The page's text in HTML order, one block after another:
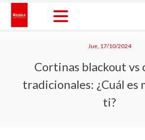
Skip
content
Jue, 17/10/2024
Cortinas blackout vs
tradicionales: ¿Cuál es
ti?